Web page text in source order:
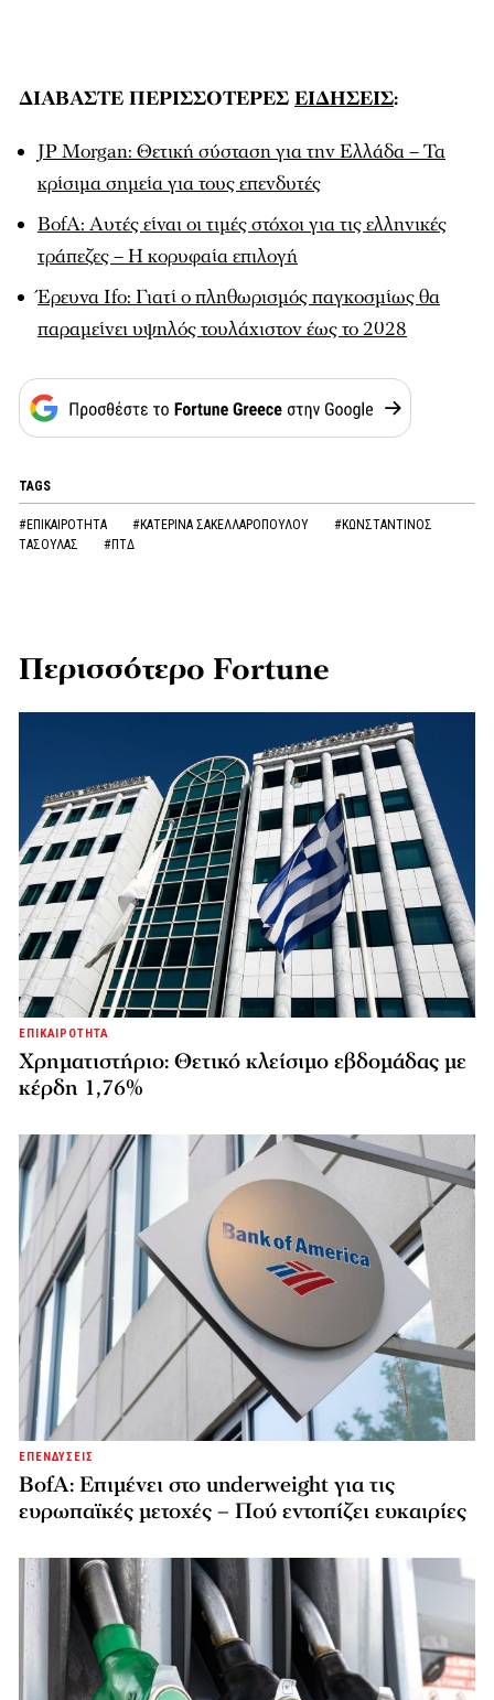
ΔΙΑΒΑΣΤΕ ΠΕΡΙΣΣΟΤΕΡΕΣ ΕΙΔΗΣΕΙΣ:
JP Morgan: Θετική σύσταση για την Ελλάδα – Τα
κρίσιμα σημεία για τους επενδυτές
BofA: Αυτές είναι οι τιμές στόχοι για τις ελληνικές
τράπεζες – Η κορυφαία επιλογή
Έρευνα Ifo: Γιατί ο πληθωρισμός παγκοσμίως θα
παραμείνει υψηλός τουλάχιστον έως το 2028
TAGS
#ΕΠΙΚΑΙΡΟΤΗΤΑ #ΚΑΤΕΡΙΝΑ ΣΑΚΕΛΛΑΡΟΠΟΥΛΟΥ
#ΚΩΝΣΤΑΝΤΙΝΟΣ
ΤΑΣΟΥΛΑΣ
#ΠΤΔ
Περισσότερο Fortune
ΕΠΙΚΑΙΡΟΤΗΤΑ
Χρηματιστήριο: Θετικό κλείσιμο εβδομάδας με
κέρδη 1,76%
ΕΠΕΝΔΥΣΕΙΣ
BofA: Επιμένει στο underweight για τις
ευρωπαϊκές μετοχές – Πού εντοπίζει ευκαιρίες